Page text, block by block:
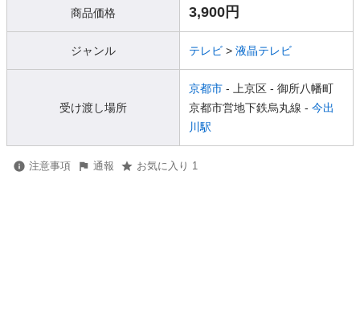
商品価格 3,900円
ジャンル テレビ > 液晶テレビ
受け渡し場所
京都市 - 上京区 - 御所八幡町
京都市営地下鉄烏丸線 - 今出
川駅
注意事項 通報 お気に入り 1